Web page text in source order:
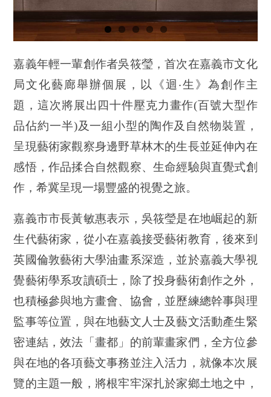
嘉義年輕一輩創作者吳筱瑩，首次在嘉義市文化
局文化藝廊舉辦個展，以《迴‧生》為創作主
題，這次將展出四十件壓克力畫作(百號大型作
品佔約一半)及一組小型的陶作及自然物裝置，
呈現藝術家觀察身邊野草林木的生長並延伸內在
感悟，作品揉合自然觀察、生命經驗與直覺式創
作，希冀呈現一場豐盛的視覺之旅。
嘉義市市長黃敏惠表示，吳筱瑩是在地崛起的新
生代藝術家，從小在嘉義接受藝術教育，後來到
英國倫敦藝術大學油畫系深造，並於嘉義大學視
覺藝術學系攻讀碩士，除了投身藝術創作之外，
也積極參與地方畫會、協會，並歷練總幹事與理
監事等位置，與在地藝文人士及藝文活動產生緊
密連結，效法「畫都」的前輩畫家們，全方位參
與在地的各項藝文事務並注入活力，就像本次展
覽的主題一般，將根牢牢深扎於家鄉土地之中，